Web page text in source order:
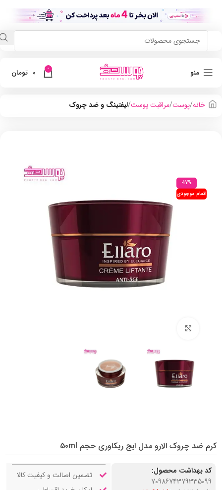
منو 0
0 تومان
خانه پوست مراقبت پوست لیفتینگ و ضد چروک
-17%
اتمام موجودی
کرم ضد چروک الارو مدل ایج ریکاوری حجم 50ml
کد بهداشت محصول:
7098674379335099
تضمین اصالت و کیفیت کالا